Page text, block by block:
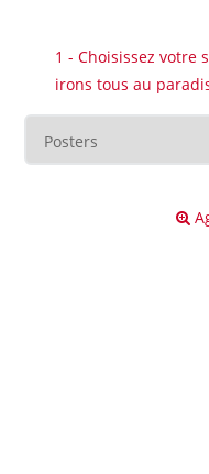
1 - Choisissez votre
irons tous au